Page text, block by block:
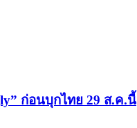
ก่อนบุกไทย 29 ส.ค.นี้